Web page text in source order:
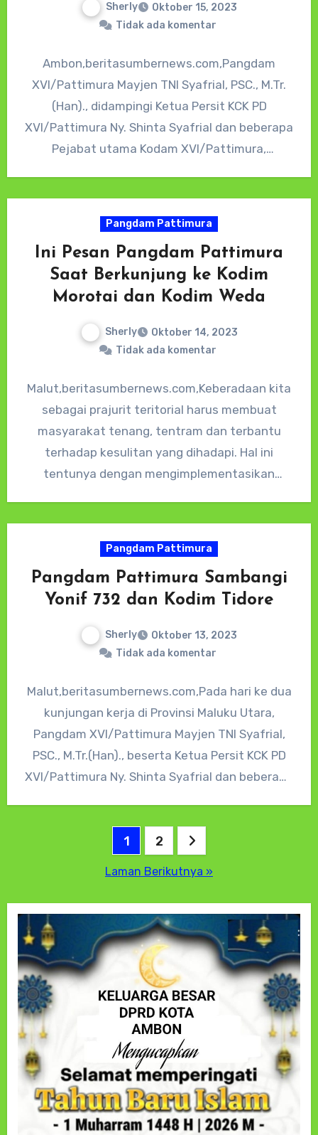
Sherly
Oktober 15, 2023
Tidak ada komentar
Ambon,beritasumbernews.com,Pangdam
XVI/Pattimura Mayjen TNI Syafrial, PSC., M.Tr.
(Han)., didampingi Ketua Persit KCK PD
XVI/Pattimura Ny. Shinta Syafrial dan beberapa
Pejabat utama Kodam XVI/Pattimura,
Pangdam Pattimura
Ini Pesan Pangdam Pattimura
Saat Berkunjung ke Kodim
Morotai dan Kodim Weda
Sherly
Oktober 14, 2023
Tidak ada komentar
Malut,beritasumbernews.com,Keberadaan kita
sebagai prajurit teritorial harus membuat
masyarakat tenang, tentram dan terbantu
terhadap kesulitan yang dihadapi. Hal ini
tentunya dengan mengimplementasikan
Pangdam Pattimura
Pangdam Pattimura Sambangi
Yonif 732 dan Kodim Tidore
Sherly
Oktober 13, 2023
Tidak ada komentar
Malut,beritasumbernews.com,Pada hari ke dua
kunjungan kerja di Provinsi Maluku Utara,
Pangdam XVI/Pattimura Mayjen TNI Syafrial,
PSC., M.Tr.(Han)., beserta Ketua Persit KCK PD
XVI/Pattimura Ny. Shinta Syafrial dan beberapa
1 2
Laman Berikutnya »